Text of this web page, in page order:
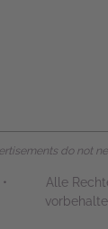
do not
•
Alle